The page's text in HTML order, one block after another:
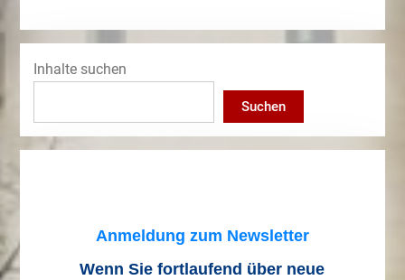
Inhalte suchen
Suchen
Anmeldung zum Newsletter
Wenn Sie fortlaufend über neue